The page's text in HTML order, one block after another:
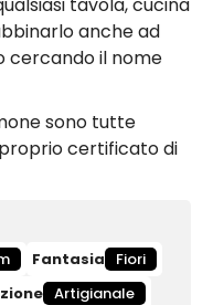
anche ad
cercando il nome
sono tutte
certificato di
Fantasia
Fiori
Artigianale